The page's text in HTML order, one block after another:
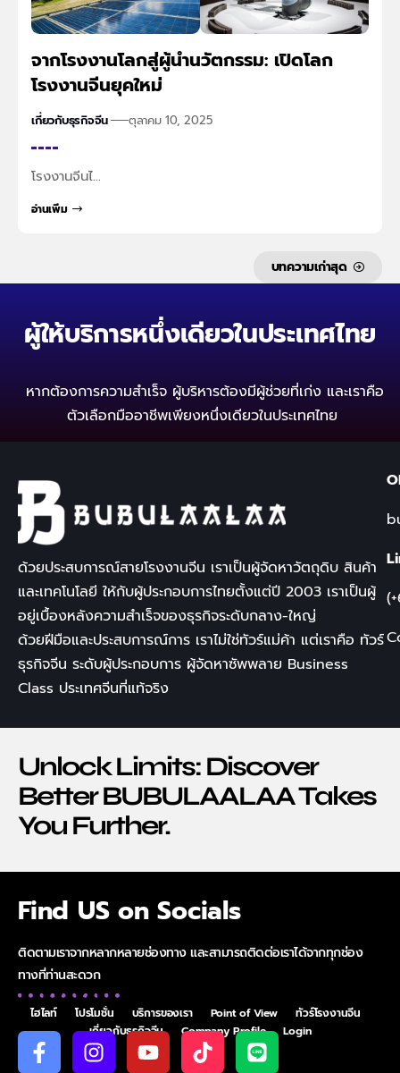
จากโรงงานโลกสู่ผู้นำนวัตกรรม: เปิดโลก
โรงงานจีนยุคใหม่
เกี่ยวกับธุรกิจจีน ตุลาคม 10, 2025
โรงงานจีนไ…
อ่านเพิ่ม
บทความเก่าสุด
ผู้ให้บริการหนึ่งเดียวในประเทศไทย
หากต้องการความสำเร็จ ผู้บริหารต้องมีผู้ช่วยที่เก่ง และเราคือ
ตัวเลือกมืออาชีพเพียงหนึ่งเดียวในประเทศไทย
ด้วยประสบการณ์สายโรงงานจีน เราเป็นผู้จัดหาวัตถุดิบ สินค้า
และเทคโนโลยี ให้กับผู้ประกอบการไทยตั้งแต่ปี 2003 เราเป็นผู้
อยู่เบื้องหลังความสำเร็จของธุรกิจระดับกลาง-ใหญ่
ด้วยฝีมือและประสบการณ์การ เราไม่ใช่ทัวร์แม่ค้า แต่เราคือ ทัวร์
ธุรกิจจีน ระดับผู้ประกอบการ ผู้จัดหาซัพพลาย Business
Class ประเทศจีนที่แท้จริง
Unlock Limits: Discover
Better BUBULAALAA Takes
You Further.
Find US on Socials
ติดตามเราจากหลากหลายช่องทาง และสามารถติดต่อเราได้จากทุกช่อง
ทางที่ท่านสะดวก
ไฮไลท์ โปรโมชั่น บริการของเรา Point of View
ทัวร์โรงงานจีน
เกี่ยวกับธุรกิจจีน
Company Profile Login